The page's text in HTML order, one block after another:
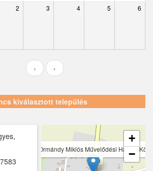
2 3 4 5 6
‹ ›
kiválasztott település
Ormándy Miklós Művelődési Ház és
+
−